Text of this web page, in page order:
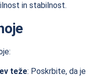
in stabilnost.
teže: Poskrbite, da je